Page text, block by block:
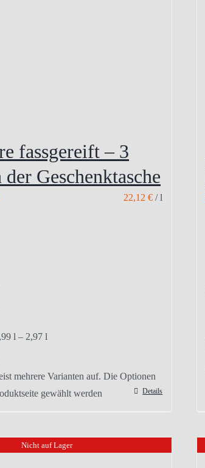
fassgereift – 3
Geschenktasche
22,12€ /l
l – 2,97 l
mehrere Varianten auf. Die Optionen
gewählt werden
Details
Nicht auf Lager